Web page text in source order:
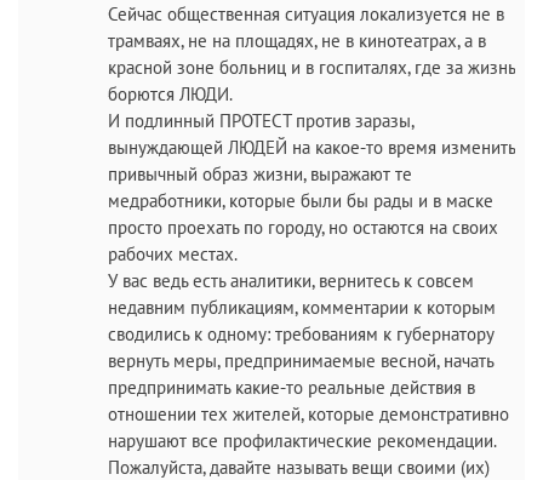
Сейчас общественная ситуация локализуется не в
трамваях, не на площадях, не в кинотеатрах, а в
красной зоне больниц и в госпиталях, где за жизнь
борются ЛЮДИ.
И подлинный ПРОТЕСТ против заразы,
вынуждающей ЛЮДЕЙ на какое-то время изменить
привычный образ жизни, выражают те
медработники, которые были бы рады и в маске
просто проехать по городу, но остаются на своих
рабочих местах.
У вас ведь есть аналитики, вернитесь к совсем
недавним публикациям, комментарии к которым
сводились к одному: требованиям к губернатору
вернуть меры, предпринимаемые весной, начать
предпринимать какие-то реальные действия в
отношении тех жителей, которые демонстративно
нарушают все профилактические рекомендации.
Пожалуйста, давайте называть вещи своими (их)